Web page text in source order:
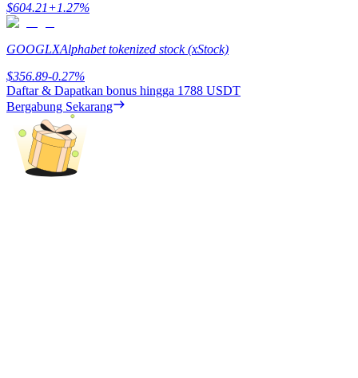
Penguncian BTR
Investasi eksklusif untuk pemegang BTR
$604.21+1.27%
GOOGLXAlphabet tokenized stock (xStock)
$356.89-0.27%
Daftar & Dapatkan bonus hingga 1788 USDT
Bergabung Sekarang